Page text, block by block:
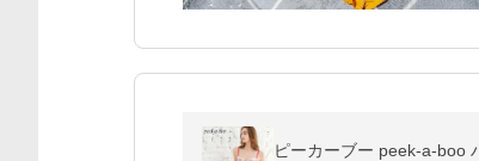
ピーカーブー peek-a-boo